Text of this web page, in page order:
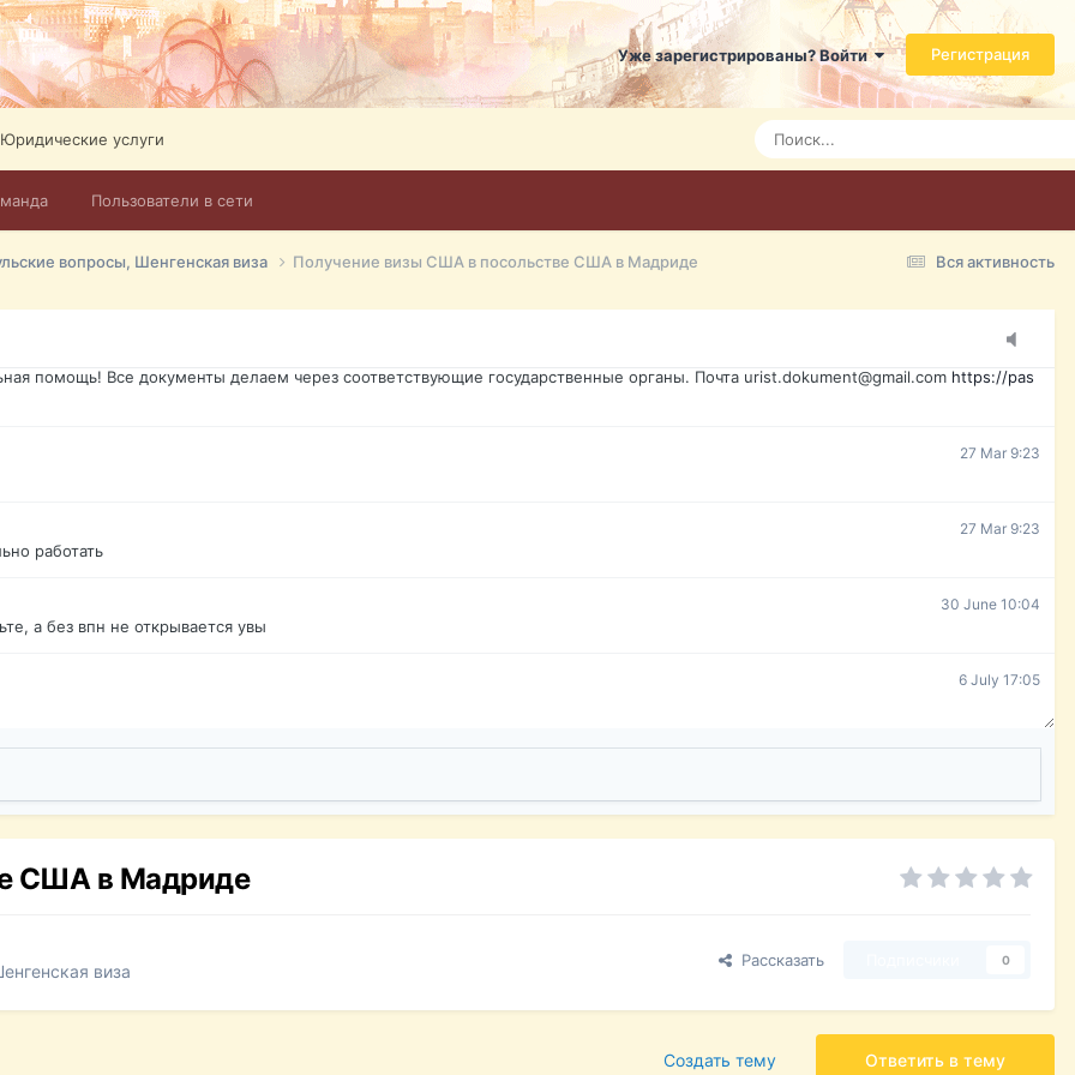
Уже зарегистрированы? Войти Регистрация
Пользователи в сети
Юридические услуги
Вся активность
вопросы, Шенгенская виза Получение визы США в посольстве США в Мадриде
Абонемент на 4 тв всего 12,5 Евро в месяц! Легко настроить справится даже ребенок. Быстрое оформление договора с
+972-526-384-339
7 Mar 3:21
7 Mar 3:24
7 Mar 3:28
форума?т из э
15 Mar 16:47
помощь! Все документы делаем через соответствующие государственные органы. Почта urist.dokument@gmail.com https://pas
27 Mar 9:23
27 Mar 9:23
работать
30 June 10:04
а без впн не открывается увы
6 July 17:05
США в Мадриде
виза
Рассказать 0
Ответить в тему
Создать тему